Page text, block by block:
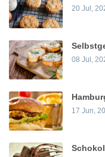
20 Jul,
08 Jul,
17 Jun,